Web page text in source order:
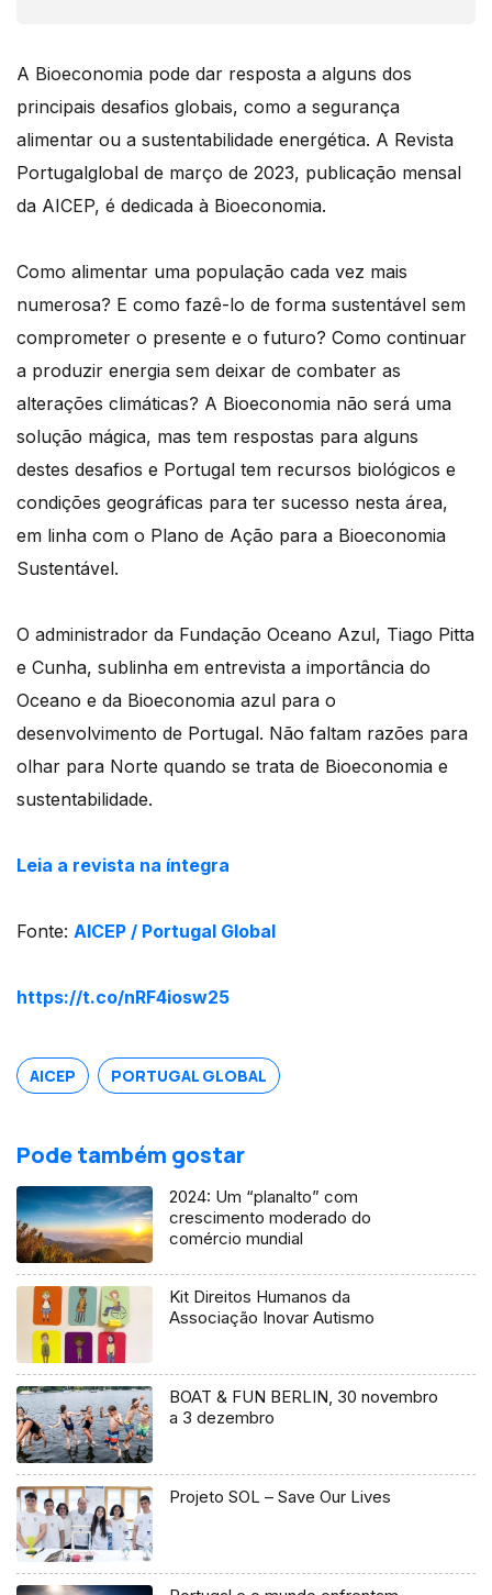
A Bioeconomia pode dar resposta a alguns dos
principais desafios globais, como a segurança
alimentar ou a sustentabilidade energética. A Revista
Portugalglobal de março de 2023, publicação mensal
da AICEP, é dedicada à Bioeconomia.
Como alimentar uma população cada vez mais
numerosa? E como fazê-lo de forma sustentável sem
comprometer o presente e o futuro? Como continuar
a produzir energia sem deixar de combater as
alterações climáticas? A Bioeconomia não será uma
solução mágica, mas tem respostas para alguns
destes desafios e Portugal tem recursos biológicos e
condições geográficas para ter sucesso nesta área,
em linha com o Plano de Ação para a Bioeconomia
Sustentável.
O administrador da Fundação Oceano Azul, Tiago Pitta
e Cunha, sublinha em entrevista a importância do
Oceano e da Bioeconomia azul para o
desenvolvimento de Portugal. Não faltam razões para
olhar para Norte quando se trata de Bioeconomia e
sustentabilidade.
Leia a revista na íntegra
Fonte: AICEP / Portugal Global
https://t.co/nRF4iosw25
AICEP PORTUGAL GLOBAL
Pode também gostar
2024: Um “planalto” com
crescimento moderado do
comércio mundial
Kit Direitos Humanos da
Associação Inovar Autismo
BOAT & FUN BERLIN, 30 novembro
a 3 dezembro
Projeto SOL – Save Our Lives